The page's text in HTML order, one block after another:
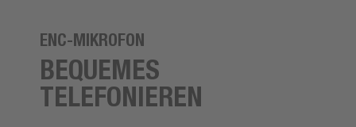
ENC-MIKROFON
BEQUEMES
TELEFONIEREN